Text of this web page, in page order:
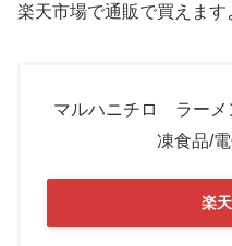
楽天市場で通販で買えます
マルハニチロ ラー
凍食品/
楽